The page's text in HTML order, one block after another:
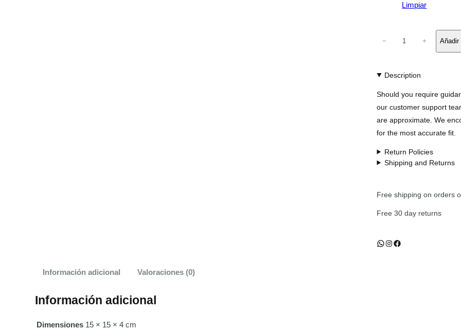
Limpiar
a
l
a
a
g
a
c
t
− + Añadir
Description
Should you require
our customer support
are approximate. We
for the most accurate fit.
Return Policies
Shipping and Returns
Free shipping on orders
Free 30 day returns
WhatsApp Instagram Facebook
Información adicional Valoraciones (0)
Información adicional
Dimensiones 15 × 15 × 4 cm